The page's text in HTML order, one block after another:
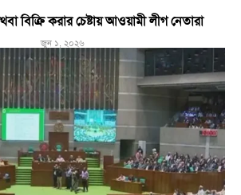
বিক্রি করার চেষ্টায় আওয়ামী লীগ নেতারা
জুন ১, ২০২৬